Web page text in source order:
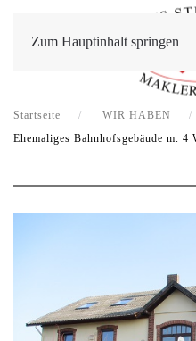
Zum Hauptinhalt springen
Startseite WIR HABEN
Ehemaliges Bahnhofsgebäude m. 4